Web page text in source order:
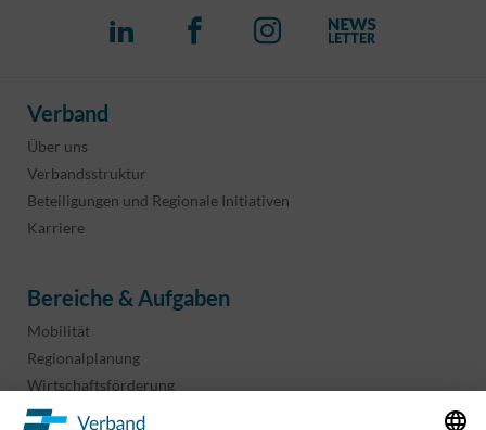
Verband
Über uns
Verbandsstruktur
Beteiligungen und Regionale Initiativen
Karriere
Bereiche & Aufgaben
Mobilität
Regionalplanung
Wirtschaftsförderung
Sport und Kultur